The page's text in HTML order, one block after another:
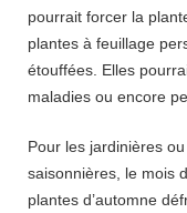
pourrait forcer la
plantes à feuillage
étouffées. Elles
maladies ou encore
Pour les jardinières
saisonnières, le mois
plantes d’automne